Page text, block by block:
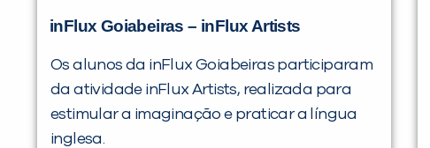
inFlux Goiabeiras – inFlux Artists
Os alunos da inFlux Goiabeiras participaram
da atividade inFlux Artists, realizada para
estimular a imaginação e praticar a língua
inglesa.